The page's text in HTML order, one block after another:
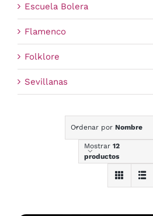
Escuela Bolera
Flamenco
Folklore
Sevillanas
Ordenar por Nombre
Mostrar 12
productos